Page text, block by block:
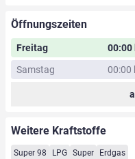
Öffnungszeiten
Freitag
00:00
Samstag
00:00
Weitere Kraftstoffe
Super 98 LPG Super Erdgas